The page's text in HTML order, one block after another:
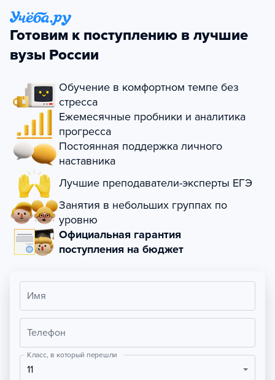
Готовим к поступлению в лучшие
вузы России
Обучение в комфортном темпе без
стресса
Ежемесячные пробники и аналитика
прогресса
Постоянная поддержка личного
наставника
Лучшие преподаватели-эксперты ЕГЭ
Занятия в небольших группах по
уровню
Официальная гарантия
поступления на бюджет
Имя
Телефон
Класс, в который перешли
11